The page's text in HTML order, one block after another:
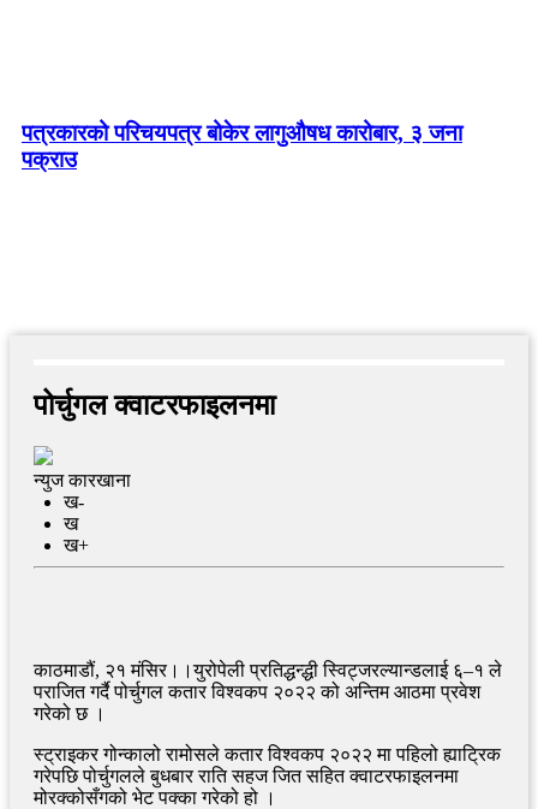
पत्रकारको परिचयपत्र बोकेर लागुऔषध कारोबार, ३ जना
पक्राउ
पोर्चुगल क्वाटरफाइलनमा
न्युज कारखाना
ख-
ख
ख+
काठमाडौं, २१ मंसिर।।युरोपेली प्रतिद्धन्द्धी स्विट्जरल्यान्डलाई ६–१ ले
पराजित गर्दै पोर्चुगल कतार विश्वकप २०२२ को अन्तिम आठमा प्रवेश
गरेको छ ।
स्ट्राइकर गोन्कालो रामोसले कतार विश्वकप २०२२ मा पहिलो ह्याट्रिक
गरेपछि पोर्चुगलले बुधबार राति सहज जित सहित क्वाटरफाइलनमा
मोरक्कोसँगको भेट पक्का गरेको हो ।